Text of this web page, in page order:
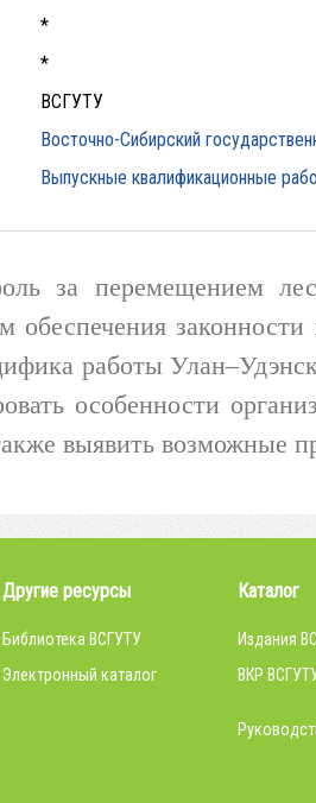
*
*
ВСГУТУ
Восточно-Сибирский
Выпускные квалификационные
за перемещением
законности
работы
особенности
выявить возможные
Другие ресурсы
Библиотека ВСГУТУ
Электронный каталог
Каталог
Издания
ВКР